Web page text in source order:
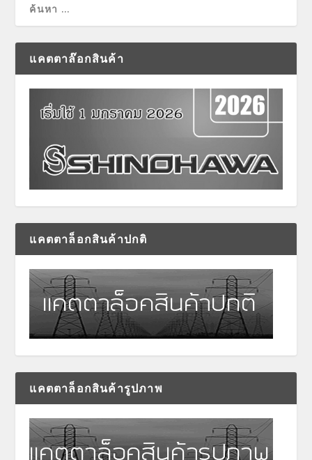
แคตตาล๊อกสินค้า
แคตตาล็อกสินค้าปกติ
แคตตาล็อกสินค้ารูปภาพ